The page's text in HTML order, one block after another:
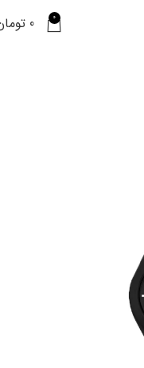
0
0